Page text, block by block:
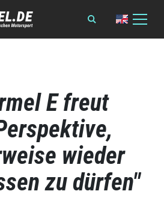
E freut
wieder
zu dürfen"